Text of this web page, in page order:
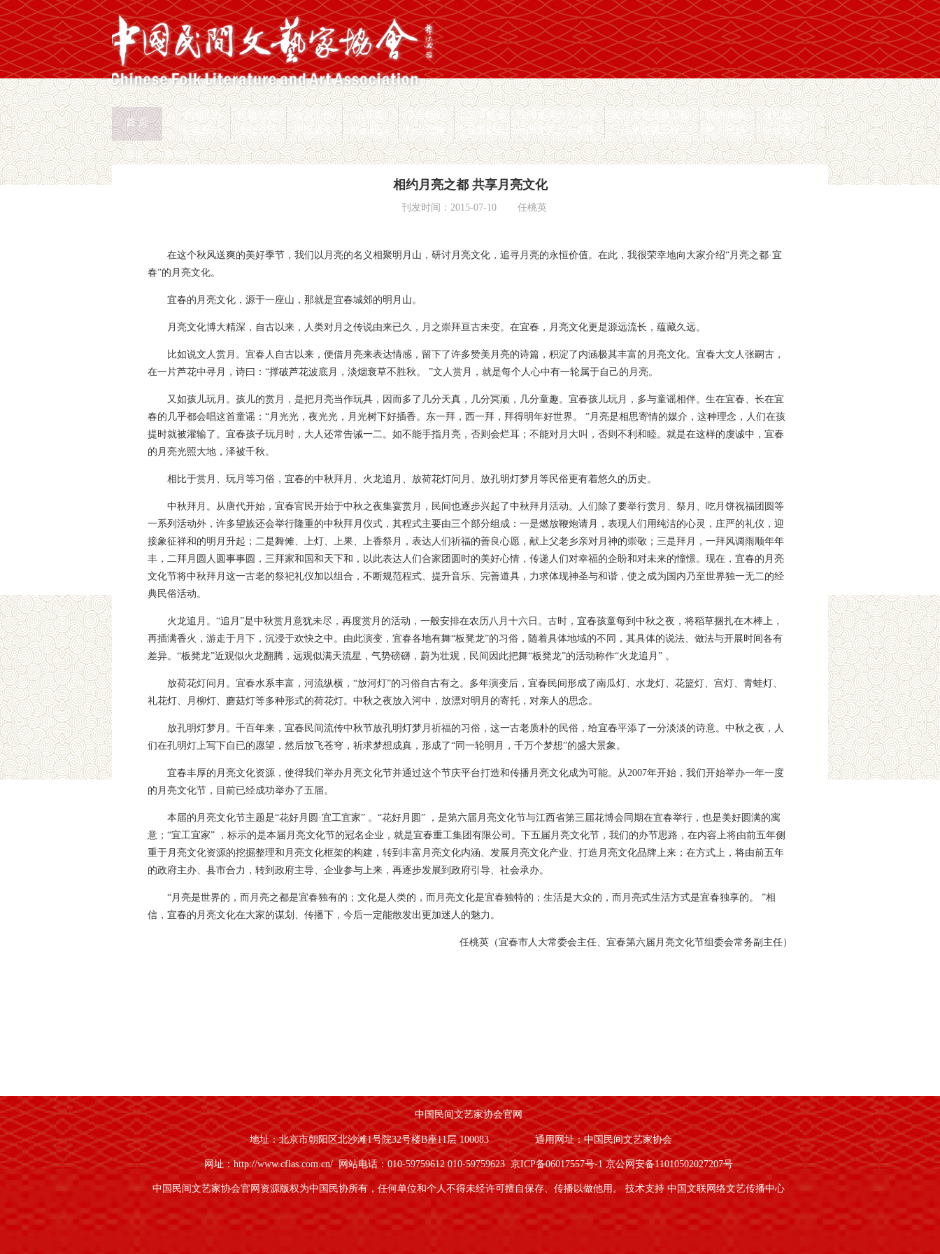
首 页
中国民协 民协动态 会员工作 山花奖 节会活动 工艺博览会 民间文学大系工程 民间文化抢救工程 民协视频
通知公示
权益保护
文化交流 志愿服务 专家观点 协会刊物 专业委员会 民间文艺之乡名录 传承传播工程 地方民协 在线办公
首页 > 新闻页
相约月亮之都 共享月亮文化
刊发时间：2015-07-10 任桃英
在这个秋风送爽的美好季节，我们以月亮的名义相聚明月山，研讨月亮文化，追寻月亮的永恒价值。在此，我很荣幸地向大家介绍“月亮之都·宜
春”的月亮文化。
宜春的月亮文化，源于一座山，那就是宜春城郊的明月山。
月亮文化博大精深，自古以来，人类对月之传说由来已久，月之崇拜亘古未变。在宜春，月亮文化更是源远流长，蕴藏久远。
比如说文人赏月。宜春人自古以来，便借月亮来表达情感，留下了许多赞美月亮的诗篇，积淀了内涵极其丰富的月亮文化。宜春大文人张嗣古，
在一片芦花中寻月，诗曰：“撑破芦花波底月，淡烟衰草不胜秋。 ”文人赏月，就是每个人心中有一轮属于自己的月亮。
又如孩儿玩月。孩儿的赏月，是把月亮当作玩具，因而多了几分天真，几分冥顽，几分童趣。宜春孩儿玩月，多与童谣相伴。生在宜春、长在宜
春的几乎都会唱这首童谣：“月光光，夜光光，月光树下好插香。东一拜，西一拜，拜得明年好世界。 ”月亮是相思寄情的媒介，这种理念，人们在孩
提时就被灌输了。宜春孩子玩月时，大人还常告诫一二。如不能手指月亮，否则会烂耳；不能对月大叫，否则不利和睦。就是在这样的虔诚中，宜春
的月亮光照大地，泽被千秋。
相比于赏月、玩月等习俗，宜春的中秋拜月、火龙追月、放荷花灯问月、放孔明灯梦月等民俗更有着悠久的历史。
中秋拜月。从唐代开始，宜春官民开始于中秋之夜集宴赏月，民间也逐步兴起了中秋拜月活动。人们除了要举行赏月、祭月、吃月饼祝福团圆等
一系列活动外，许多望族还会举行隆重的中秋拜月仪式，其程式主要由三个部分组成：一是燃放鞭炮请月，表现人们用纯洁的心灵，庄严的礼仪，迎
接象征祥和的明月升起；二是舞傩、上灯、上果、上香祭月，表达人们祈福的善良心愿，献上父老乡亲对月神的崇敬；三是拜月，一拜风调雨顺年年
丰，二拜月圆人圆事事圆，三拜家和国和天下和，以此表达人们合家团圆时的美好心情，传递人们对幸福的企盼和对未来的憧憬。现在，宜春的月亮
文化节将中秋拜月这一古老的祭祀礼仪加以组合，不断规范程式、提升音乐、完善道具，力求体现神圣与和谐，使之成为国内乃至世界独一无二的经
典民俗活动。
火龙追月。“追月”是中秋赏月意犹未尽，再度赏月的活动，一般安排在农历八月十六日。古时，宜春孩童每到中秋之夜，将稻草捆扎在木棒上，
再插满香火，游走于月下，沉浸于欢快之中。由此演变，宜春各地有舞“板凳龙”的习俗，随着具体地域的不同，其具体的说法、做法与开展时间各有
差异。“板凳龙”近观似火龙翻腾，远观似满天流星，气势磅礴，蔚为壮观，民间因此把舞“板凳龙”的活动称作“火龙追月” 。
放荷花灯问月。宜春水系丰富，河流纵横，“放河灯”的习俗自古有之。多年演变后，宜春民间形成了南瓜灯、水龙灯、花篮灯、宫灯、青蛙灯、
礼花灯、月柳灯、蘑菇灯等多种形式的荷花灯。中秋之夜放入河中，放漂对明月的寄托，对亲人的思念。
放孔明灯梦月。千百年来，宜春民间流传中秋节放孔明灯梦月祈福的习俗，这一古老质朴的民俗，给宜春平添了一分淡淡的诗意。中秋之夜，人
们在孔明灯上写下自已的愿望，然后放飞苍穹，祈求梦想成真，形成了“同一轮明月，千万个梦想”的盛大景象。
宜春丰厚的月亮文化资源，使得我们举办月亮文化节并通过这个节庆平台打造和传播月亮文化成为可能。从2007年开始，我们开始举办一年一度
的月亮文化节，目前已经成功举办了五届。
本届的月亮文化节主题是“花好月圆·宜工宜家” 。“花好月圆” ，是第六届月亮文化节与江西省第三届花博会同期在宜春举行，也是美好圆满的寓
意；“宜工宜家” ，标示的是本届月亮文化节的冠名企业，就是宜春重工集团有限公司。下五届月亮文化节，我们的办节思路，在内容上将由前五年侧
重于月亮文化资源的挖掘整理和月亮文化框架的构建，转到丰富月亮文化内涵、发展月亮文化产业、打造月亮文化品牌上来；在方式上，将由前五年
的政府主办、县市合力，转到政府主导、企业参与上来，再逐步发展到政府引导、社会承办。
“月亮是世界的，而月亮之都是宜春独有的；文化是人类的，而月亮文化是宜春独特的；生活是大众的，而月亮式生活方式是宜春独享的。 ”相
信，宜春的月亮文化在大家的谋划、传播下，今后一定能散发出更加迷人的魅力。
任桃英（宜春市人大常委会主任、宜春第六届月亮文化节组委会常务副主任）
中国民间文艺家协会官网
地址：北京市朝阳区北沙滩1号院32号楼B座11层 100083 通用网址：中国民间文艺家协会
网址：http://www.cflas.com.cn/网站电话：010-59759612 010-59759623京ICP备06017557号-1京公网安备11010502027207号
中国民间文艺家协会官网资源版权为中国民协所有，任何单位和个人不得未经许可擅自保存、传播以做他用。 技术支持 中国文联网络文艺传播中心